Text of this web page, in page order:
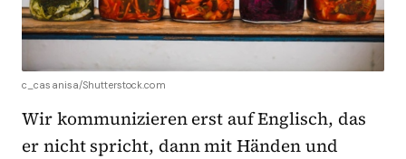
c_casanisa/Shutterstock.com
Wir kommunizieren erst auf Englisch, das
er nicht spricht, dann mit Händen und